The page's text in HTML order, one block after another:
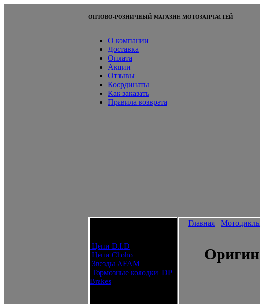
ОПТОВО-РОЗНИЧНЫЙ МАГАЗИН МОТОЗАПЧАСТЕЙ
О компании
Доставка
Оплата
Акции
Отзывы
Координаты
Как заказать
Правила возврата
Цепи D.I.D
Цепи Choho
Звезды AFAM
Тормозные колодки DP
Brakes
Главная Мотоциклы